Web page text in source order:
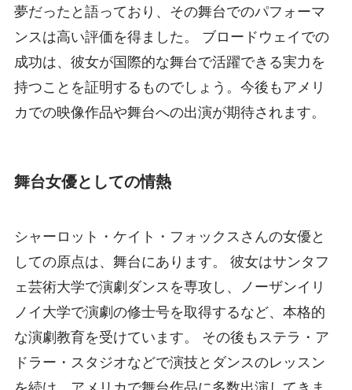
夢だったと語っており、その舞台でのパフォーマ
ンスは高い評価を得ました。 ブロードウェイでの
成功は、彼女が国際的な舞台で活躍できる実力を
持つことを証明するものでしょう。今後もアメリ
カでの映像作品や舞台への出演が期待されます。
舞台女優としての情熱
シャーロット・ケイト・フォックスさんの女優と
しての原点は、舞台にあります。 彼女はサンタフ
ェ芸術大学で演劇ダンスを専攻し、ノーザンイリ
ノイ大学で演劇の修士号を取得するなど、本格的
な演劇教育を受けています。 その後もステラ・ア
ドラー・スタジオなどで演技とダンスのレッスン